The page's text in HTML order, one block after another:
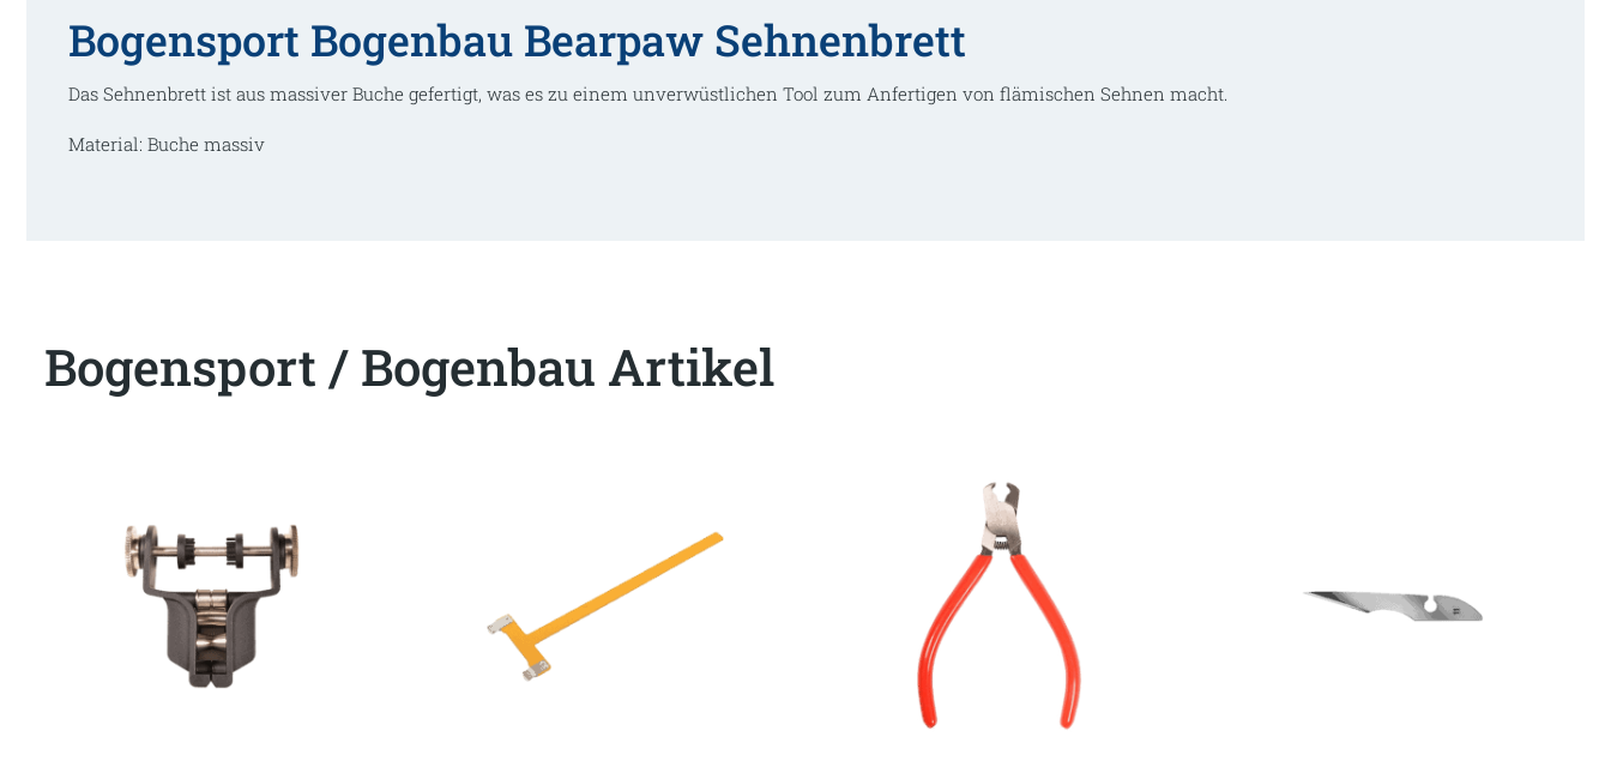
Bogensport Bogenbau Bearpaw Sehnenbrett
Das Sehnenbrett ist aus massiver Buche gefertigt, was es zu einem unverwüstlichen Tool zum Anfertigen von flämischen Sehnen macht.
Material: Buche massiv
Bogensport / Bogenbau Artikel